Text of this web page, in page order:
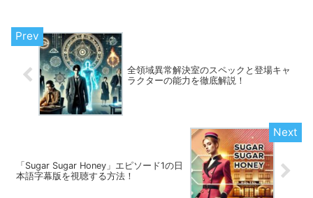
全領域異常解決室のスペックと登場キャ
ラクターの能力を徹底解説！
「Sugar Sugar Honey」エピソード1の日
本語字幕版を視聴する方法！